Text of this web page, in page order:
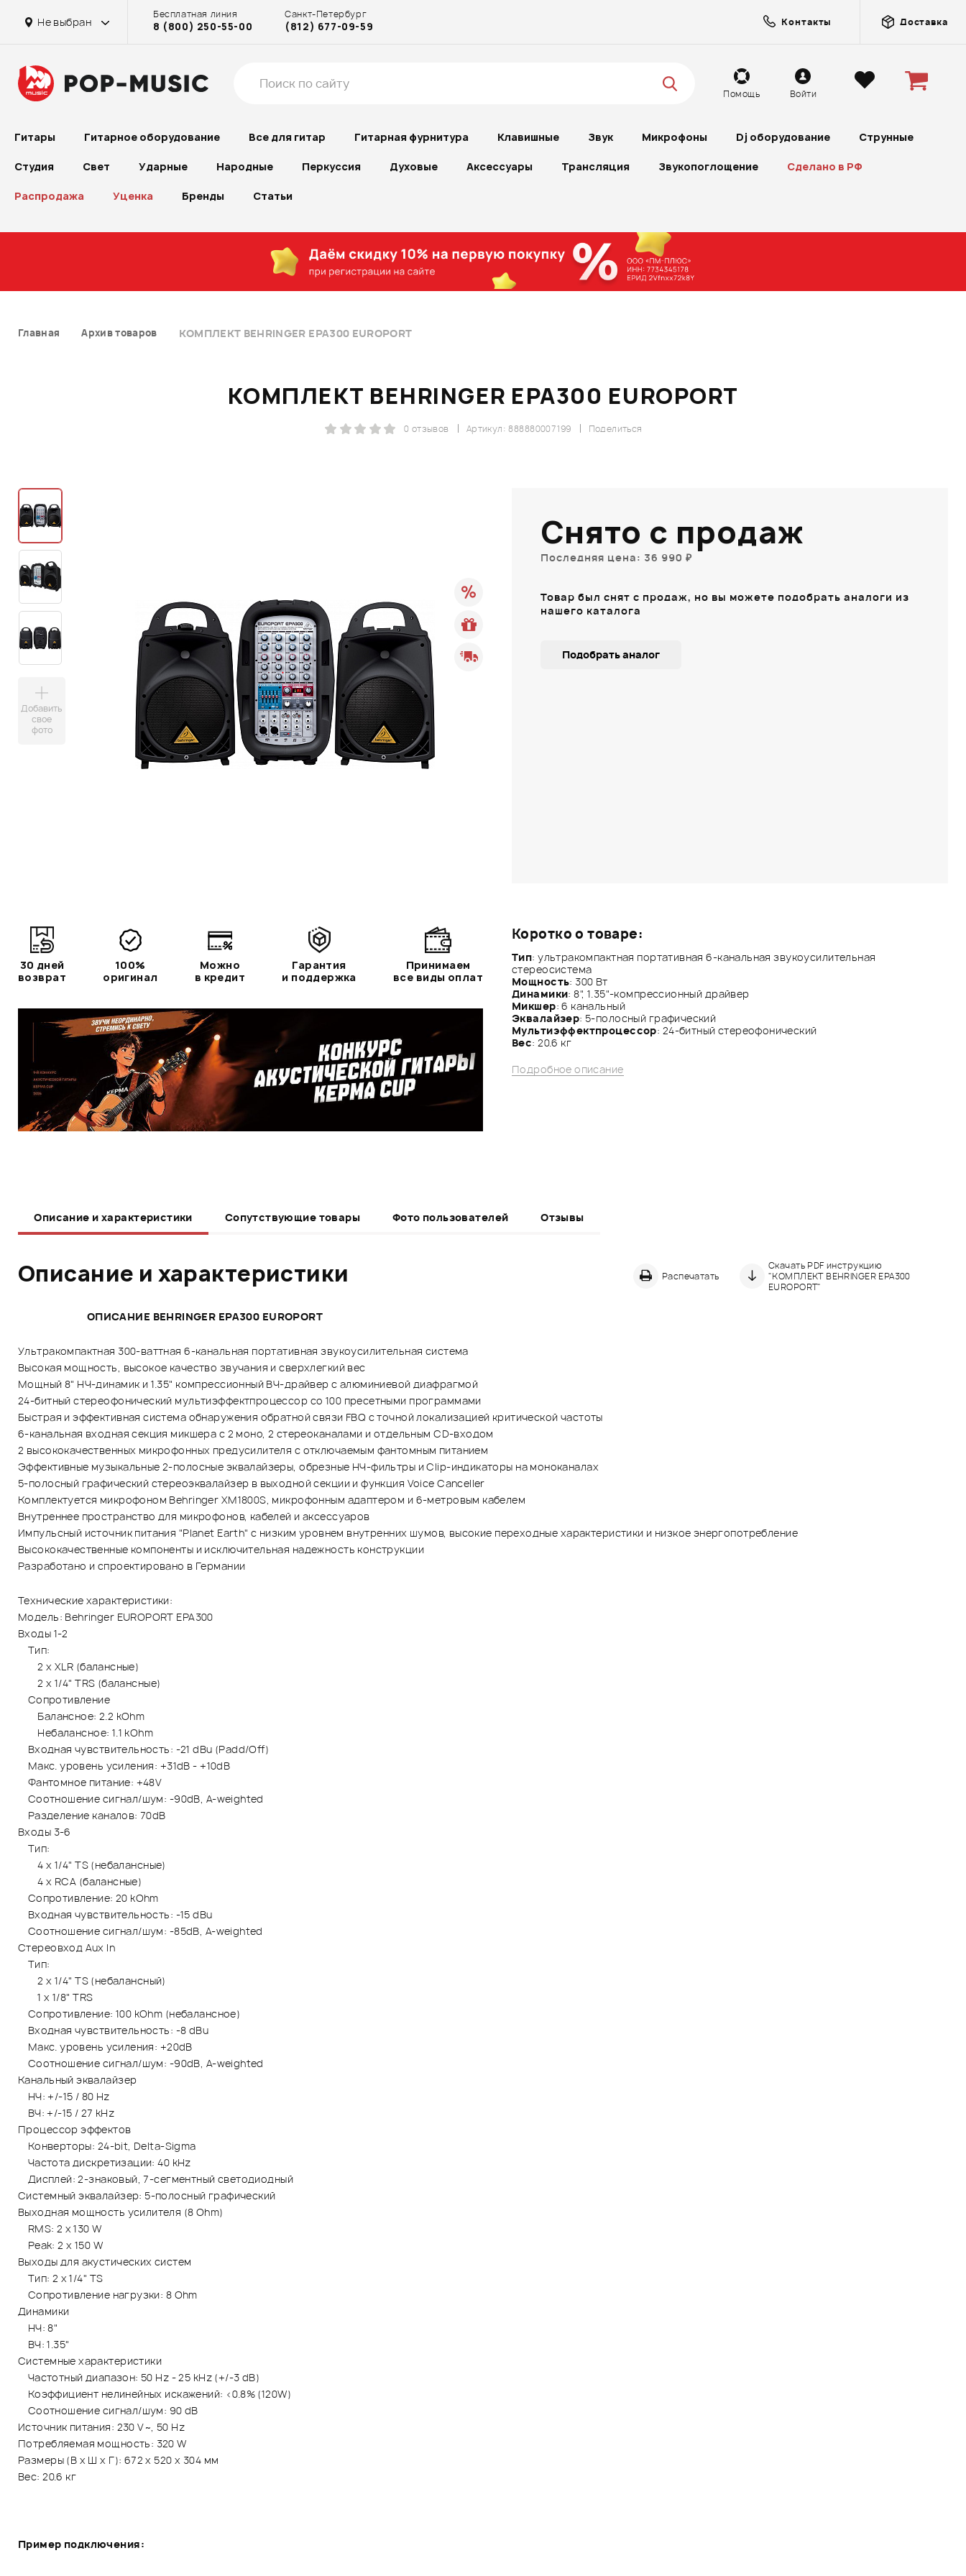
Не выбран
Бесплатная линия
8 (800) 250-55-00
Санкт-Петербург
(812) 677-09-59 Контакты Доставка
Помощь Войти
Гитары Гитарное оборудование Все для гитар Гитарная фурнитура Клавишные Звук Микрофоны Dj оборудование Струнные
Студия Свет Ударные Народные Перкуссия Духовые Аксессуары Трансляция Звукопоглощение Сделано в РФ
Распродажа Уценка Бренды Статьи
Главная Архив товаров КОМПЛЕКТ BEHRINGER EPA300 EUROPORT
КОМПЛЕКТ BEHRINGER EPA300 EUROPORT
Поделиться
Артикул: 888880007199
0 отзывов
Добавить
свое
фото
Коротко о товаре:
Тип: ультракомпактная портативная 6-канальная звукоусилительная
стереосистема
Мощность: 300 Вт
Динамики: 8", 1.35"-компрессионный драйвер
Микшер: 6 канальный
Эквалайзер: 5-полосный графический
Мультиэффектпроцессор: 24-битный стереофонический
Вес: 20.6 кг
Подробное описание
Снято с продаж
Последняя цена: 36 990 ₽
Товар был снят с продаж, но вы можете подобрать аналоги из
нашего каталога
Подобрать аналог
30 дней
возврат
100%
оригинал
Можно
в кредит
Гарантия
и поддержка
Принимаем
все виды оплат
Описание и характеристики Сопутствующие товары Фото пользователей Отзывы
Описание и характеристики Распечатать
Скачать PDF инструкцию
"КОМПЛЕКТ BEHRINGER EPA300
EUROPORT"
ОПИСАНИЕ BEHRINGER EPA300 EUROPORT
Ультракомпактная 300-ваттная 6-канальная портативная звукоусилительная система
Высокая мощность, высокое качество звучания и сверхлегкий вес
Мощный 8" НЧ-динамик и 1.35" компрессионный ВЧ-драйвер с алюминиевой диафрагмой
24-битный стереофонический мультиэффектпроцессор со 100 пресетными программами
Быстрая и эффективная система обнаружения обратной связи FBQ с точной локализацией критической частоты
6-канальная входная секция микшера с 2 моно, 2 стереоканалами и отдельным CD-входом
2 высококачественных микрофонных предусилителя с отключаемым фантомным питанием
Эффективные музыкальные 2-полосные эквалайзеры, обрезные НЧ-фильтры и Clip-индикаторы на моноканалах
5-полосный графический стереоэквалайзер в выходной секции и функция Voice Canceller
Комплектуется микрофоном Behringer XM1800S, микрофонным адаптером и 6-метровым кабелем
Внутреннее пространство для микрофонов, кабелей и аксессуаров
Импульсный источник питания "Planet Earth" с низким уровнем внутренних шумов, высокие переходные характеристики и низкое энергопотребление
Высококачественные компоненты и исключительная надежность конструкции
Разработано и спроектировано в Германии
Технические характеристики:
Модель: Behringer EUROPORT EPA300
Входы 1-2
Тип:
2 x XLR (балансные)
2 x 1/4" TRS (балансные)
Сопротивление
Балансное: 2.2 kOhm
Небалансное: 1.1 kOhm
Входная чувствительность: -21 dBu (Padd/Off)
Макс. уровень усиления: +31dB - +10dB
Фантомное питание: +48V
Соотношение сигнал/шум: -90dB, A-weighted
Разделение каналов: 70dB
Входы 3-6
Тип:
4 x 1/4" TS (небалансные)
4 x RCA (балансные)
Сопротивление: 20 kOhm
Входная чувствительность: -15 dBu
Соотношение сигнал/шум: -85dB, A-weighted
Стереовход Aux In
Тип:
2 x 1/4" TS (небалансный)
1 x 1/8" TRS
Сопротивление: 100 kOhm (небалансное)
Входная чувствительность: -8 dBu
Макс. уровень усиления: +20dB
Соотношение сигнал/шум: -90dB, A-weighted
Канальный эквалайзер
НЧ: +/-15 / 80 Hz
ВЧ: +/-15 / 27 kHz
Процессор эффектов
Конверторы: 24-bit, Delta-Sigma
Частота дискретизации: 40 kHz
Дисплей: 2-знаковый, 7-сегментный светодиодный
Системный эквалайзер: 5-полосный графический
Выходная мощность усилителя (8 Ohm)
RMS: 2 x 130 W
Peak: 2 x 150 W
Выходы для акустических систем
Тип: 2 x 1/4" TS
Сопротивление нагрузки: 8 Ohm
Динамики
НЧ: 8"
ВЧ: 1.35"
Системные характеристики
Частотный диапазон: 50 Hz - 25 kHz (+/-3 dB)
Коэффициент нелинейных искажений: <0.8% (120W)
Соотношение сигнал/шум: 90 dB
Источник питания: 230 V~, 50 Hz
Потребляемая мощность: 320 W
Размеры (В х Ш х Г): 672 х 520 х 304 мм
Вес: 20.6 кг
Пример подключения: